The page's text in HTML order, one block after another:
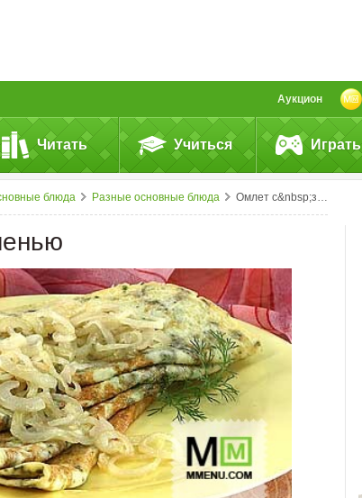
Аукцион
Читать Учиться Играть
блюда Разные основные блюда Омлет с&nbsp;зеленью